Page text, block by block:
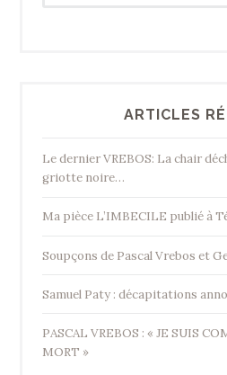
ARTICLES
Le dernier VREBOS: La chair
griotte noire…
Ma pièce L’IMBECILE publié à
Soupçons de Pascal Vrebos et
Samuel Paty : décapitations
PASCAL VREBOS : « JE SUIS
MORT »